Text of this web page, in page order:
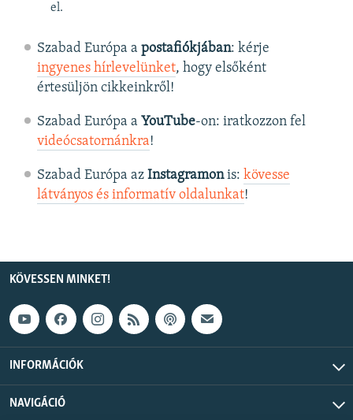
el.
Szabad Európa a postafiókjában: kérje
ingyenes hírlevelünket, hogy elsőként
értesüljön cikkeinkről!
Szabad Európa a YouTube-on: iratkozzon fel
videócsatornánkra!
Szabad Európa az Instagramonis: kövesse
látványos és informatív oldalunkat! ​
KÖVESSEN MINKET!
INFORMÁCIÓK
NAVIGÁCIÓ